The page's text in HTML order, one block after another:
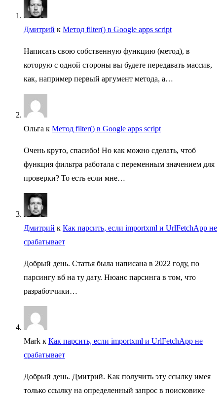
Дмитрий к Метод filter() в Google apps script
Написать свою собственную функцию (метод), в
которую с одной стороны вы будете передавать массив,
как, например первый аргумент метода, а…
Ольга к Метод filter() в Google apps script
Очень круто, спасибо! Но как можно сделать, чтоб
функция фильтра работала с переменным значением для
проверки? То есть если мне…
Дмитрий к Как парсить, если importxml и UrlFetchApp не
срабатывает
Добрый день. Статья была написана в 2022 году, по
парсингу вб на ту дату. Нюанс парсинга в том, что
разработчики…
Mark к Как парсить, если importxml и UrlFetchApp не
срабатывает
Добрый день. Дмитрий. Как получить эту ссылку имея
только ссылку на определенный запрос в поисковике